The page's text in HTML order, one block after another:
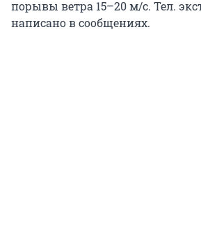
порывы ветра 15–20 м/с. Тел.
написано в сообщениях.